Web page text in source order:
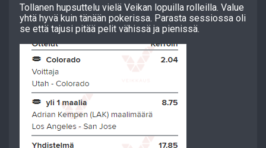
Tollanen hupsuttelu vielä Veikan lopuilla rolleilla. Value
yhtä hyvä kuin tänään pokerissa. Parasta sessiossa oli
se että tajusi pitää pelit vähissä ja pienissä.